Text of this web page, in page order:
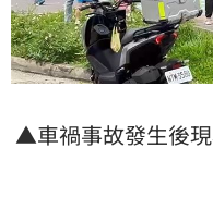
▲車禍事故發生後